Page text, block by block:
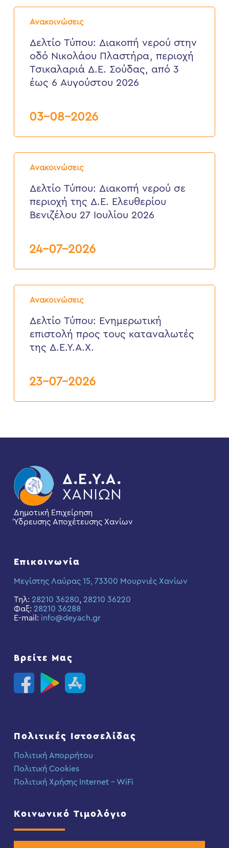
Ανακοινώσεις
Δελτίο
Τύπου:
νερού
στην
Νικολάου
Πλαστήρα,
περιοχή
Σούδας,
έως
2026
Δελτίο Τύπου: Διακοπή νερού στην
οδό Νικολάου Πλαστήρα, περιοχή
Τσικαλαριά Δ.Ε. Σούδας, από 3
έως 6 Αυγούστου 2026
03-08-2026
Ανακοινώσεις
Δελτίο
Τύπου:
νερού
περιοχή
2026
Δελτίο Τύπου: Διακοπή νερού σε
περιοχή της Δ.Ε. Ελευθερίου
Βενιζέλου 27 Ιουλίου 2026
24-07-2026
Ανακοινώσεις
Δελτίο
Τύπου:
επιστολή
προς
τους
καταναλωτές
Δελτίο Τύπου: Eνημερωτική
επιστολή προς τους καταναλωτές
της Δ.Ε.Υ.Α.Χ.
23-07-2026
Δημοτική Επιχείρηση
Ύδρευσης Αποχέτευσης Χανίων
Επικοινωνία
Μεγίστης Λαύρας 15, 73300 Μουρνιές Χανίων
Τηλ: 28210 36280, 28210 36220
Φαξ: 28210 36288
E-mail: info@deyach.gr
Βρείτε Μας
Πολιτικές Ιστοσελίδας
Πολιτική Απορρήτου
Πολιτική Cookies
Πολιτική Χρήσης Internet – WiFi
Κοινωνικό Τιμολόγιο